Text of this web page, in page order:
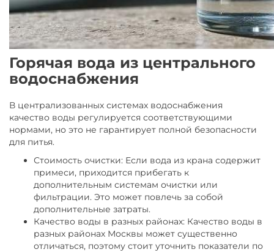
Горячая вода из центрального
водоснабжения
В централизованных системах водоснабжения
качество воды регулируется соответствующими
нормами, но это не гарантирует полной безопасности
для питья.
Стоимость очистки: Если вода из крана содержит
примеси, приходится прибегать к
дополнительным системам очистки или
фильтрации. Это может повлечь за собой
дополнительные затраты.
Качество воды в разных районах: Качество воды в
разных районах Москвы может существенно
отличаться, поэтому стоит уточнить показатели по